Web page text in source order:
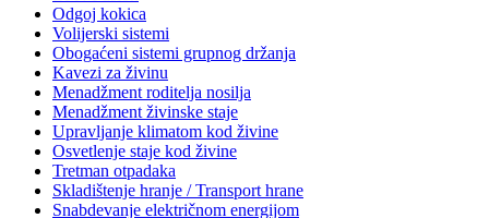
Odgoj kokica
Volijerski sistemi
Obogaćeni sistemi grupnog držanja
Kavezi za živinu
Menadžment roditelja nosilja
Menadžment živinske staje
Upravljanje klimatom kod živine
Osvetlenje staje kod živine
Tretman otpadaka
Skladištenje hranje / Transport hrane
Snabdevanje električnom energijom